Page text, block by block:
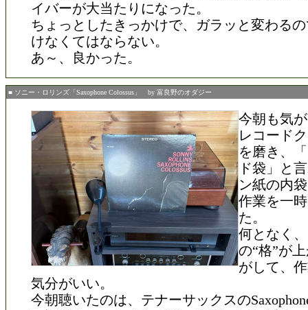
イバーが大当たりになった。
ちょっとしたきっかけで、ガラッと変わる
けなくてはならない。
あ～、良かった。
■ ソニー・ロリンズ「Saxophone Colossus」 by 富良野のオダジー
今朝も気
レコード
を磨き、
ド袋」と
ン紙の内
作業を一
た。
何となく
の“格”が
がして、
気分がいい。
今朝聴いたのは、テナーサックスの